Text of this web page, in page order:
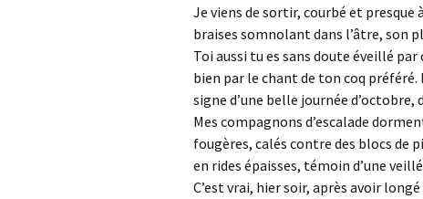
Le goût des mots
Ateliers d’écriture
et à lire…
Notes de lecture
Entretien
Je viens de sortir, courbé et presque
braises somnolant dans l’âtre, son
Toi aussi tu es sans doute éveillé
bien par le chant de ton coq
signe d’une belle journée d’octobre,
Mes compagnons d’escalade
fougères, calés contre des blocs de
en rides épaisses, témoin d’une
C’est vrai, hier soir, après avoir